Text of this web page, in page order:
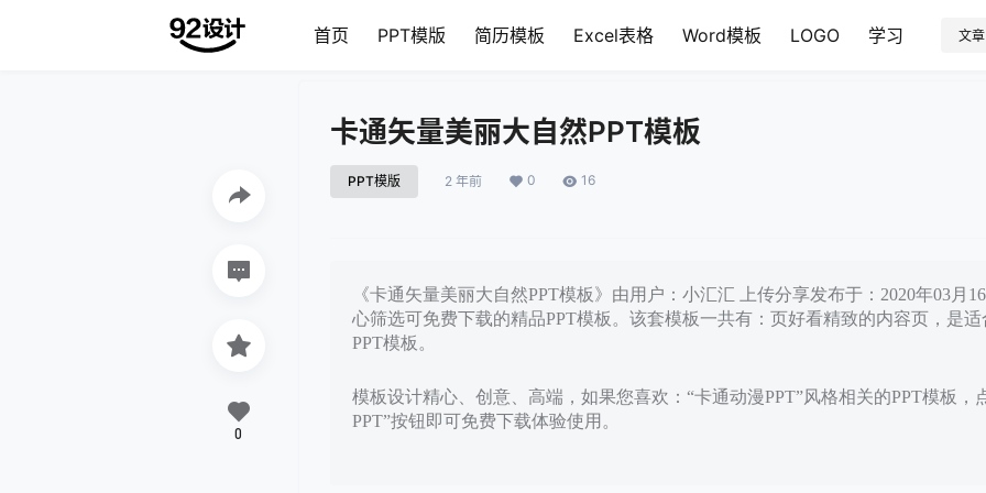
首页 PPT模版 简历模板 Excel表格 Word模板 LOGO 学习 文章
卡通矢量美丽大自然PPT模板
PPT模版 2 年前 0 16
《卡通矢量美丽大自然PPT模板》由用户：小汇汇 上传分享发布于：2020年03月
心筛选可免费下载的精品PPT模板。该套模板一共有：页好看精致的内容页，是
PPT模板。
模板设计精心、创意、高端，如果您喜欢：“卡通动漫PPT”风格相关的PPT模板，
PPT”按钮即可免费下载体验使用。
0